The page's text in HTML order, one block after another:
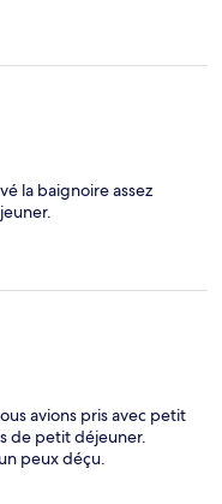
la baignoire assez
avions pris avec petit
de petit déjeuner.
peux déçu.